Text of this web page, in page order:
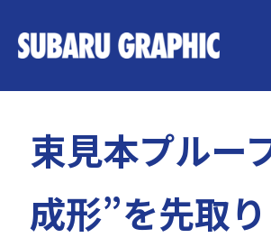
束見本プルー
成形”を先取